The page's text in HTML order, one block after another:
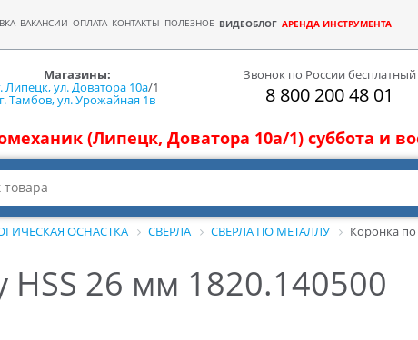
ВАКАНСИИ ОПЛАТА КОНТАКТЫ ПОЛЕЗНОЕ ВИДЕОБЛОГ АРЕНДА ИНСТРУМЕНТА
Магазины:
Липецк, ул. Доватора 10а/1
г. Тамбов, ул. Урожайная 1в
Звонок по России бесплатный
8 800 200 48 01
(Липецк, Доватора 10а/1) суббота и
ОСНАСТКА СВЕРЛА СВЕРЛА ПО МЕТАЛЛУ Коронка по
HSS 26 мм 1820.140500